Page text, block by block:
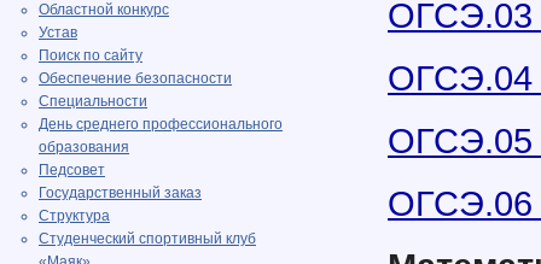
Областной конкурс
Устав
Поиск по сайту
Обеспечение безопасности
Специальности
День среднего профессионального
образования
Педсовет
Государственный заказ
Структура
Студенческий спортивный клуб
ОГСЭ.03
ОГСЭ.04
ОГСЭ.05
ОГСЭ.06